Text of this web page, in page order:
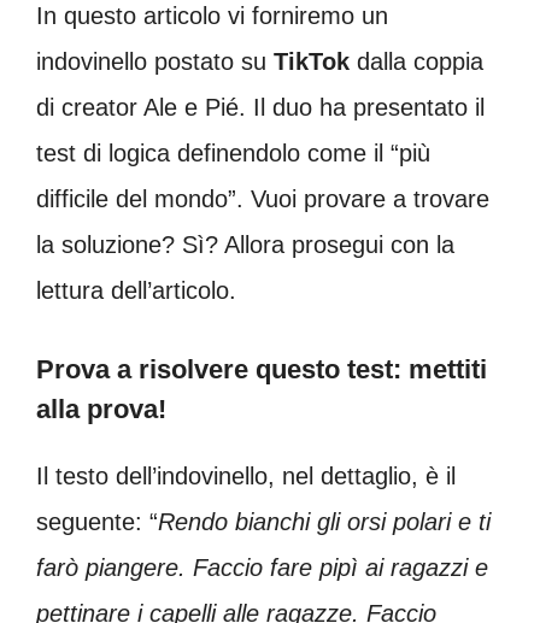
In questo articolo vi forniremo un
indovinello postato su TikTok dalla coppia
di creator Ale e Pié. Il duo ha presentato il
test di logica definendolo come il “più
difficile del mondo”. Vuoi provare a trovare
la soluzione? Sì? Allora prosegui con la
lettura dell’articolo.
Prova a risolvere questo test: mettiti
alla prova!
Il testo dell’indovinello, nel dettaglio, è il
seguente: “Rendo bianchi gli orsi polari e ti
farò piangere. Faccio fare pipì ai ragazzi e
pettinare i capelli alle ragazze. Faccio